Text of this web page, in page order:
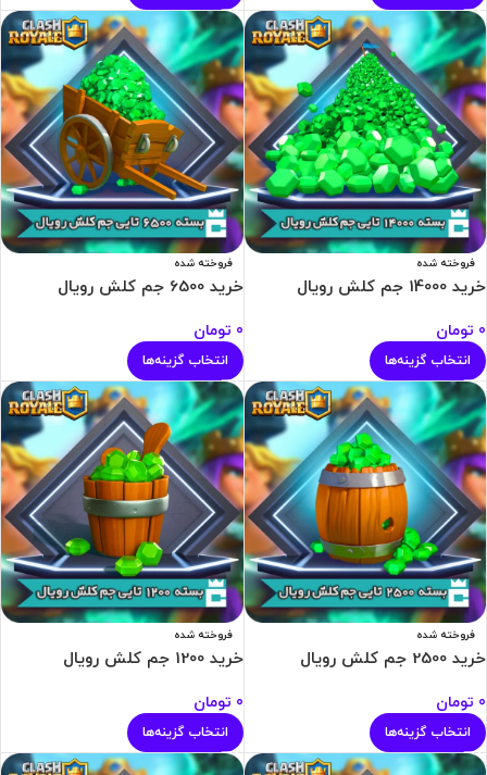
فروخته شده
خرید 14000 جم کلش رویال
0 تومان
انتخاب گزینه‌ها
فروخته شده
خرید 6500 جم کلش رویال
0 تومان
انتخاب گزینه‌ها
فروخته شده
خرید 2500 جم کلش رویال
0 تومان
انتخاب گزینه‌ها
فروخته شده
خرید 1200 جم کلش رویال
0 تومان
انتخاب گزینه‌ها